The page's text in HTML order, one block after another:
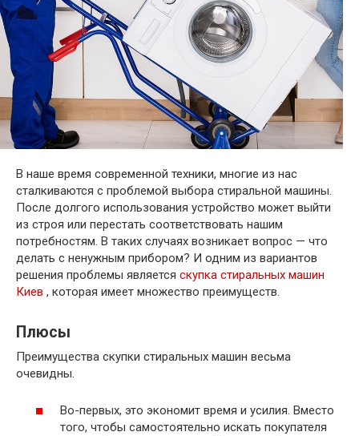
В наше время современной техники, многие из нас
сталкиваются с проблемой выбора стиральной машины.
После долгого использования устройство может выйти
из строя или перестать соответствовать нашим
потребностям. В таких случаях возникает вопрос — что
делать с ненужным прибором? И одним из вариантов
решения проблемы является скупка стиральных машин
Киев , которая имеет множество преимуществ.
Плюсы
Преимущества скупки стиральных машин весьма
очевидны.
Во-первых, это экономит время и усилия. Вместо
того, чтобы самостоятельно искать покупателя